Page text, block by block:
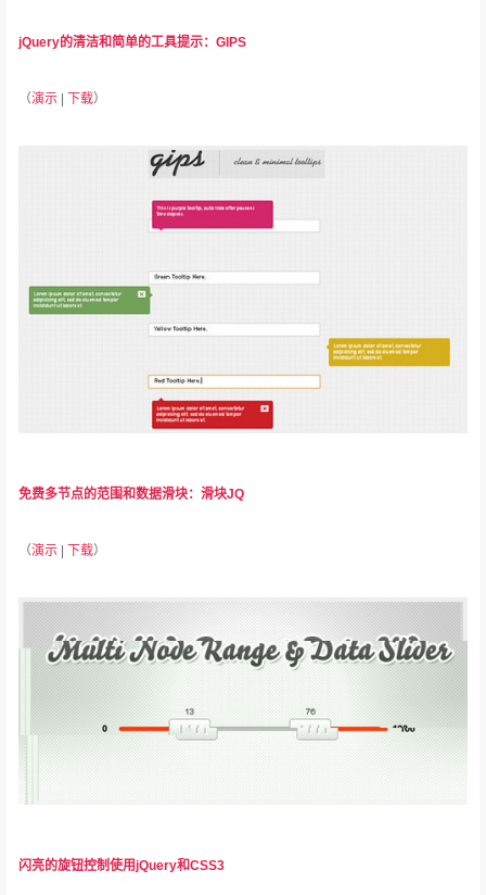
jQuery的清洁和简单的工具提示：GIPS
（演示 下载）
免费多节点的范围和数据滑块：滑块JQ
（演示 下载）
闪亮的旋钮控制使用jQuery和CSS3